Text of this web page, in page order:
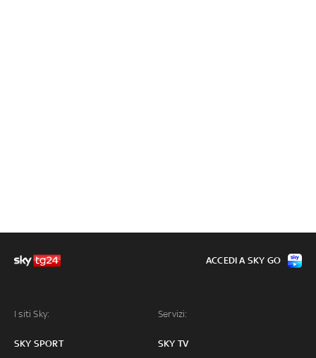
I siti Sky:
SKY SPORT
Servizi:
SKY TV
ACCEDI A SKY GO